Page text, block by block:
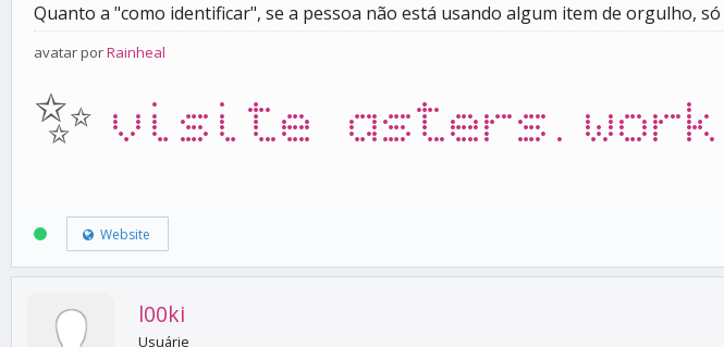
Quanto a "como identificar", se a pessoa não está usando algum item de orgulho,
avatar porRainheal
✨ visite asters.work
Website
l00ki
Usuárie